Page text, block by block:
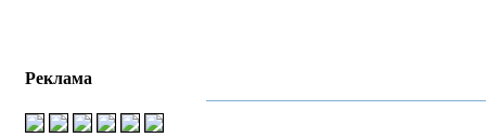
Реклама